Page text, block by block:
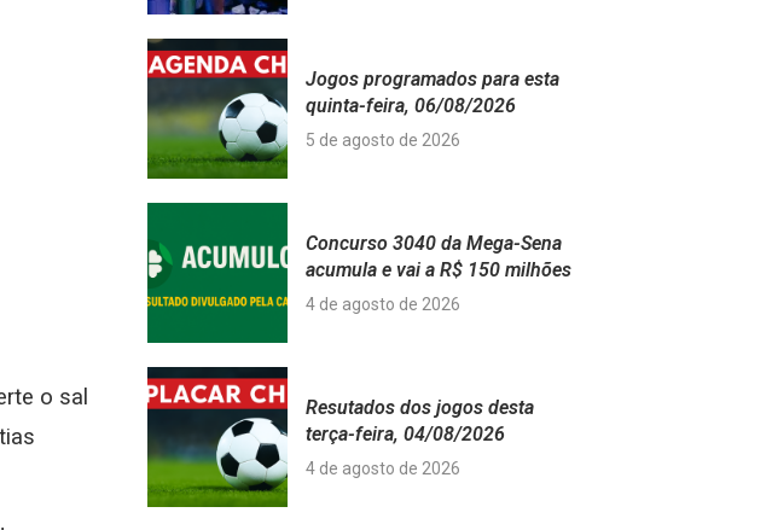
o sal
Jogos programados para esta
quinta-feira, 06/08/2026
5 de agosto de 2026
Concurso 3040 da Mega-Sena
acumula e vai a R$ 150 milhões
4 de agosto de 2026
Resutados dos jogos desta
terça-feira, 04/08/2026
4 de agosto de 2026